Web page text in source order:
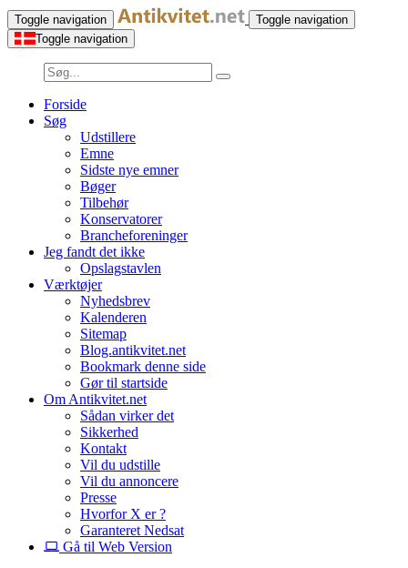
Toggle navigation
Toggle navigation
Toggle navigation
Forside
Søg
Udstillere
Emne
Sidste nye emner
Bøger
Tilbehør
Konservatorer
Brancheforeninger
Jeg fandt det ikke
Opslagstavlen
Værktøjer
Nyhedsbrev
Kalenderen
Sitemap
Blog.antikvitet.net
Bookmark denne side
Gør til startside
Om Antikvitet.net
Sådan virker det
Sikkerhed
Kontakt
Vil du udstille
Vil du annoncere
Presse
Hvorfor X er ?
Garanteret Nedsat
Gå til Web Version